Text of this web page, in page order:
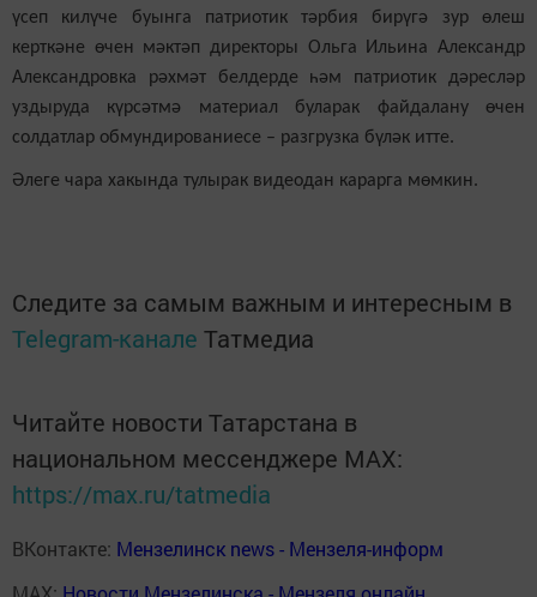
үсеп килүче буынга патриотик тәрбия бирүгә зур өлеш
керткәне өчен мәктәп директоры Ольга Ильина Александр
Александровка рәхмәт белдерде һәм патриотик дәресләр
уздыруда күрсәтмә материал буларак файдалану өчен
солдатлар обмундированиесе – разгрузка бүләк итте.
Әлеге чара хакында тулырак видеодан карарга мөмкин.
Следите за самым важным и интересным в
Telegram-канале Татмедиа
Читайте новости Татарстана в
национальном мессенджере MАХ:
https://max.ru/tatmedia
ВКонтакте: Мензелинск news - Мензеля-информ